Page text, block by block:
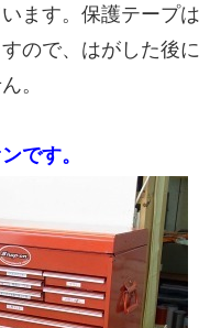
ます。保護テープは
ので、はがした後に
。
です。